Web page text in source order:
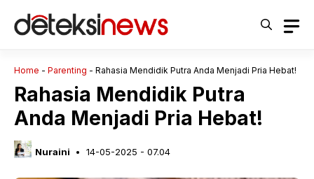
Home - Parenting - Rahasia Mendidik Putra Anda Menjadi Pria Hebat!
Rahasia Mendidik Putra
Anda Menjadi Pria Hebat!
Nuraini 14-05-2025 - 07.04